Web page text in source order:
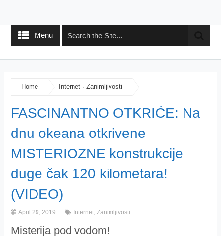
Menu
Home Internet· Zanimljivosti
FASCINANTNO OTKRIĆE: Na
dnu okeana otkrivene
MISTERIOZNE konstrukcije
duge čak 120 kilometara!
(VIDEO)
April 29, 2019 Internet, Zanimljivosti
Misterija pod vodom!